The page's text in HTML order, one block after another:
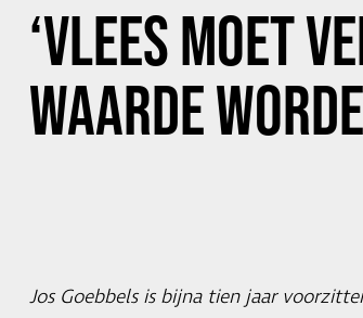
‘VLEES MOET
WAARDE
Jos Goebbels is bijna tien jaar